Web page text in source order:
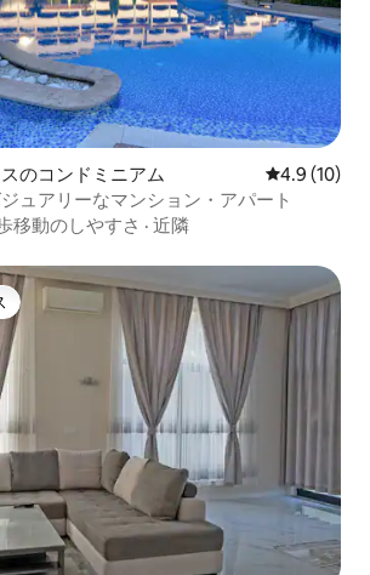
のコンドミニアム レビュー10
4.9 (10)
ュアリーなマンション・アパート
移動のしやすさ · 近隣
イスです。